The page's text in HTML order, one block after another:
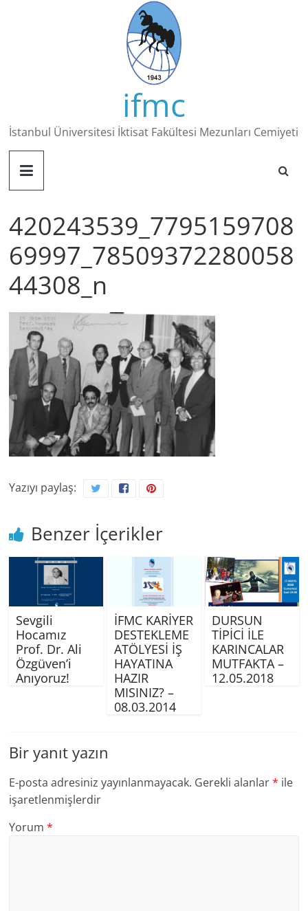
ifmc
İstanbul Üniversitesi İktisat Fakültesi Mezunları Cemiyeti
420243539_7795159708
69997_78509372280058
44308_n
Yazıyı paylaş:
Benzer İçerikler
Sevgili
Hocamız
Prof. Dr. Ali
Özgüven’i
Anıyoruz!
İFMC KARİYER
DESTEKLEME
ATÖLYESİ İŞ
HAYATINA
HAZIR
MISINIZ? –
08.03.2014
DURSUN
TİPİCİ İLE
KARINCALAR
MUTFAKTA –
12.05.2018
Bir yanıt yazın
E-posta adresiniz yayınlanmayacak. Gerekli alanlar* ile
işaretlenmişlerdir
Yorum*